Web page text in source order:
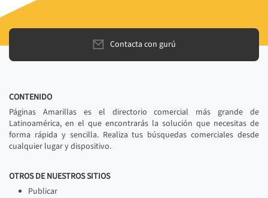
Contacta con gurú
CONTENIDO
Páginas Amarillas es el directorio comercial más grande de
Latinoamérica, en el que encontrarás la solución que necesitas de
forma rápida y sencilla. Realiza tus búsquedas comerciales desde
cualquier lugar y dispositivo.
OTROS DE NUESTROS SITIOS
Publicar